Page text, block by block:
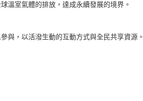
溫室氣體的排放，達成永續發展的境界。
與，以活潑生動的互動方式與全民共享資源。